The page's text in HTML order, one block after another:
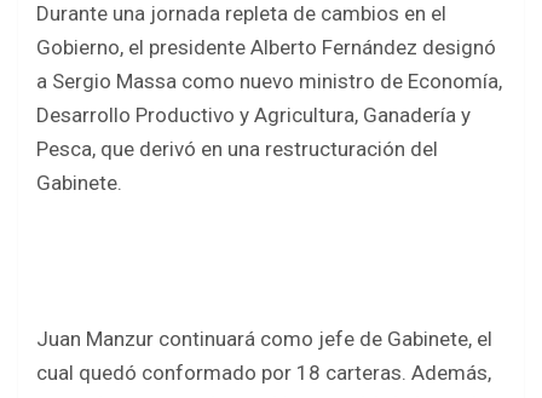
ce
b
o
o
k
tt
er
at
s
A
p
ar
e
Durante una jornada repleta de cambios en el
Gobierno, el presidente Alberto Fernández designó
a Sergio Massa como nuevo ministro de Economía,
Desarrollo Productivo y Agricultura, Ganadería y
Pesca, que derivó en una restructuración del
Gabinete.
Juan Manzur continuará como jefe de Gabinete, el
cual quedó conformado por 18 carteras. Además,